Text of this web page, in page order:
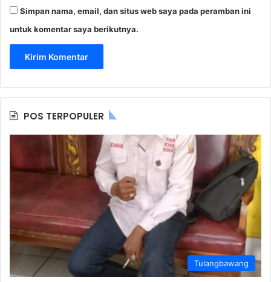
Simpan nama, email, dan situs web saya pada peramban ini
untuk komentar saya berikutnya.
POS TERPOPULER
Tulangbawang